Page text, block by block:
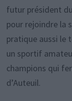
futur président
pour rejoindre la
pratique aussi le
un sportif
champions qui
d’Auteuil.